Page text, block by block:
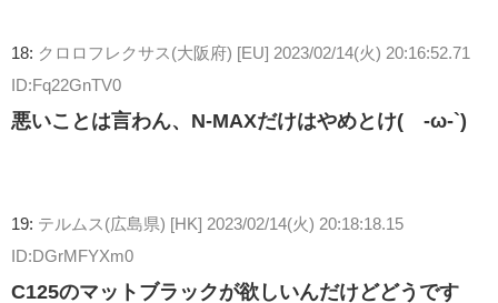
18: クロロフレクサス(大阪府) [EU] 2023/02/14(火) 20:16:52.71
ID:Fq22GnTV0
悪いことは言わん、N-MAXだけはやめとけ(´-ω-`)
19: テルムス(広島県) [HK] 2023/02/14(火) 20:18:18.15
ID:DGrMFYXm0
C125のマットブラックが欲しいんだけどどうです